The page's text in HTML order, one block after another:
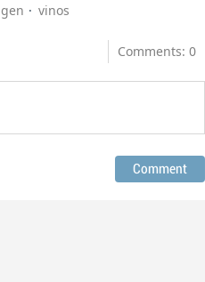
vinos
Comments: 0